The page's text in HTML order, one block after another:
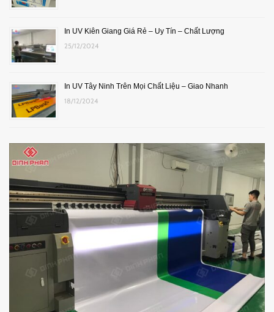
In UV Kiên Giang Giá Rẻ – Uy Tín – Chất Lượng
25/12/2024
In UV Tây Ninh Trên Mọi Chất Liệu – Giao Nhanh
18/12/2024